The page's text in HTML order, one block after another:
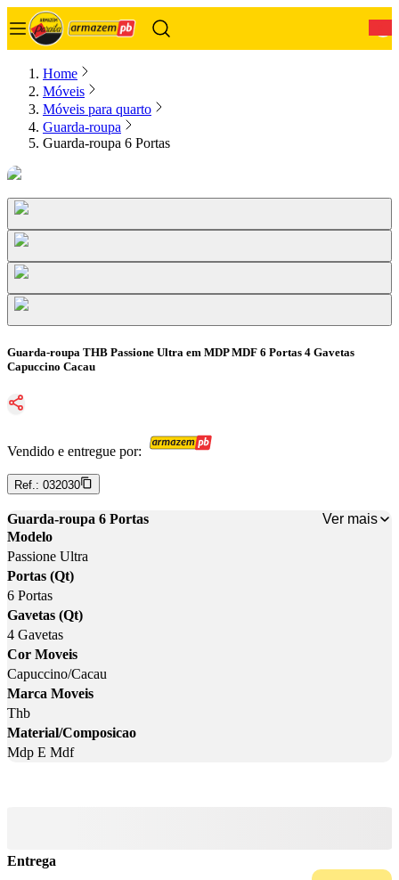
Home
Móveis
Móveis para quarto
Guarda-roupa
Guarda-roupa 6 Portas
Guarda-roupa THB Passione Ultra em MDP MDF 6 Portas 4 Gavetas
Capuccino Cacau
Vendido e entregue por:
Ref.: 032030
Guarda-roupa 6 Portas
Ver mais
Modelo
Passione Ultra
Portas (Qt)
6 Portas
Gavetas (Qt)
4 Gavetas
Cor Moveis
Capuccino/Cacau
Marca Moveis
Thb
Material/Composicao
Mdp E Mdf
Entrega